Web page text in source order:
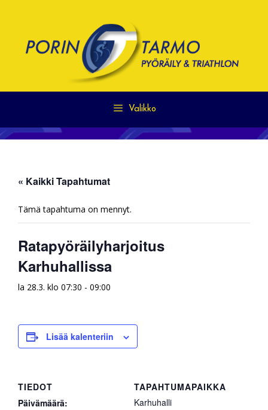
Valikko
« Kaikki Tapahtumat
Tämä tapahtuma on mennyt.
Ratapyöräilyharjoitus
Karhuhallissa
la 28.3. klo 07:30 - 09:00
Lisää kalenteriin
TIEDOT
Päivämäärä:
TAPAHTUMAPAIKKA
Karhuhalli